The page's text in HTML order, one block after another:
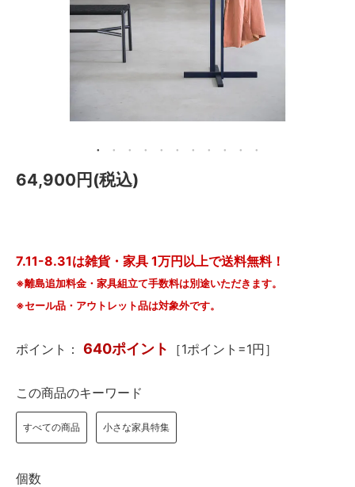
メールマガジン
64,900円(税込)
7.11-8.31は雑貨・家具 1万円以上で送料無料！
※離島追加料金・家具組立て手数料は別途いただきます。
※セール品・アウトレット品は対象外です。
ポイント： 640ポイント ［1ポイント=1円］
この商品のキーワード
すべての商品 小さな家具特集
個数